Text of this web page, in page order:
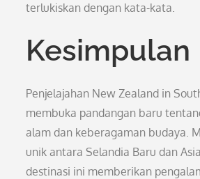
terlukiskan dengan kata-kata.
Kesimpulan
Penjelajahan New Zealand in
membuka pandangan baru
alam dan keberagaman budaya.
unik antara Selandia Baru dan
destinasi ini memberikan